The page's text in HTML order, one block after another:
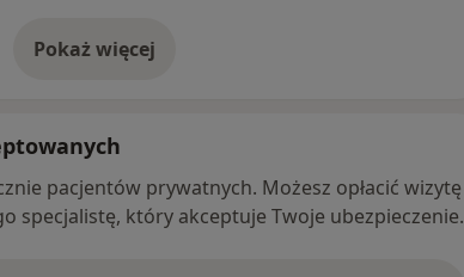
Pokaż więcej
o adresie
pacjentów prywatnych. Możesz opłacić wizytę
specjalistę, który akceptuje Twoje ubezpieczenie.